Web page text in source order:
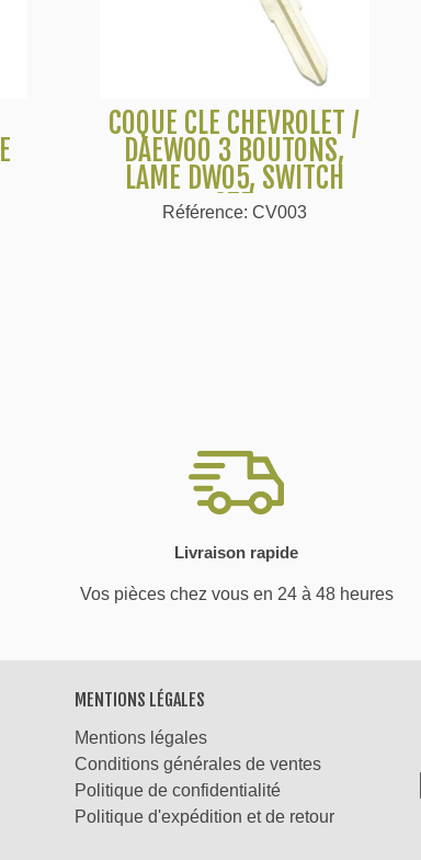
Voir plus
COQUE CLÉ CHEVROLET /
DAEWOO 3 BOUTONS,
LAME DWO5, SWITCH
ST5
Référence: CV003
Livraison rapide
Vos pièces chez vous en 24 à 48 heures
MENTIONS LÉGALES
Mentions légales
Conditions générales de ventes
Politique de confidentialité
Politique d'expédition et de retour